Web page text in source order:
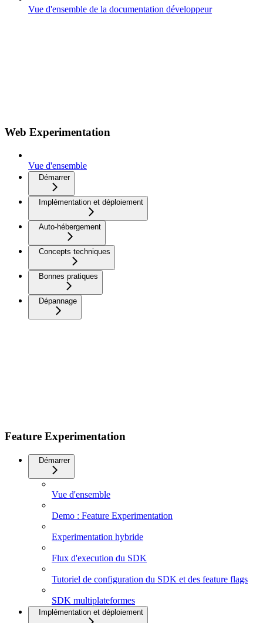
Vue d'ensemble de la documentation développeur
Web Experimentation
Vue d'ensemble
Démarrer
Implémentation et déploiement
Auto-hébergement
Concepts techniques
Bonnes pratiques
Dépannage
Feature Experimentation
Démarrer
Vue d'ensemble
Demo : Feature Experimentation
Experimentation hybride
Flux d'execution du SDK
Tutoriel de configuration du SDK et des feature flags
SDK multiplateformes
Implémentation et déploiement